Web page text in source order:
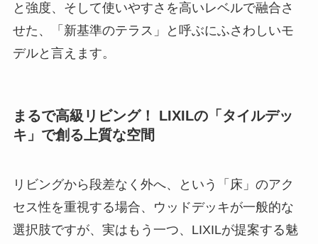
と強度、そして使いやすさを高いレベルで融合さ
せた、「新基準のテラス」と呼ぶにふさわしいモ
デルと言えます。
まるで高級リビング！ LIXILの「タイルデッ
キ」で創る上質な空間
リビングから段差なく外へ、という「床」のアク
セス性を重視する場合、ウッドデッキが一般的な
選択肢ですが、実はもう一つ、LIXILが提案する魅